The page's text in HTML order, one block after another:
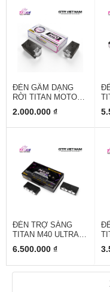
ĐÈN GẦM DẠNG
RỜI TITAN MOTO
M10 ULTRA V3
2.000.000 ₫
ĐÈN TRỢ SÁNG
TITAN M40 ULTRA
V2
6.500.000 ₫